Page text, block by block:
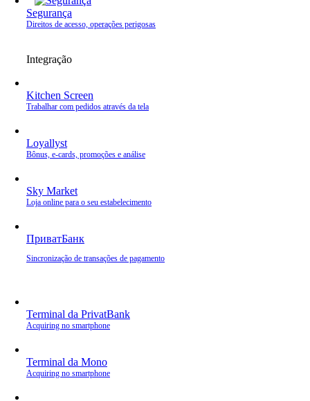
Segurança
Direitos de acesso, operações perigosas
Integração
Kitchen Screen
Trabalhar com pedidos através da tela
Loyallyst
Bônus, e‑cards, promoções e análise
Sky Market
Loja online para o seu estabelecimento
ПриватБанк
Sincronização de transações de pagamento
Terminal da PrivatBank
Acquiring no smartphone
Terminal da Mono
Acquiring no smartphone